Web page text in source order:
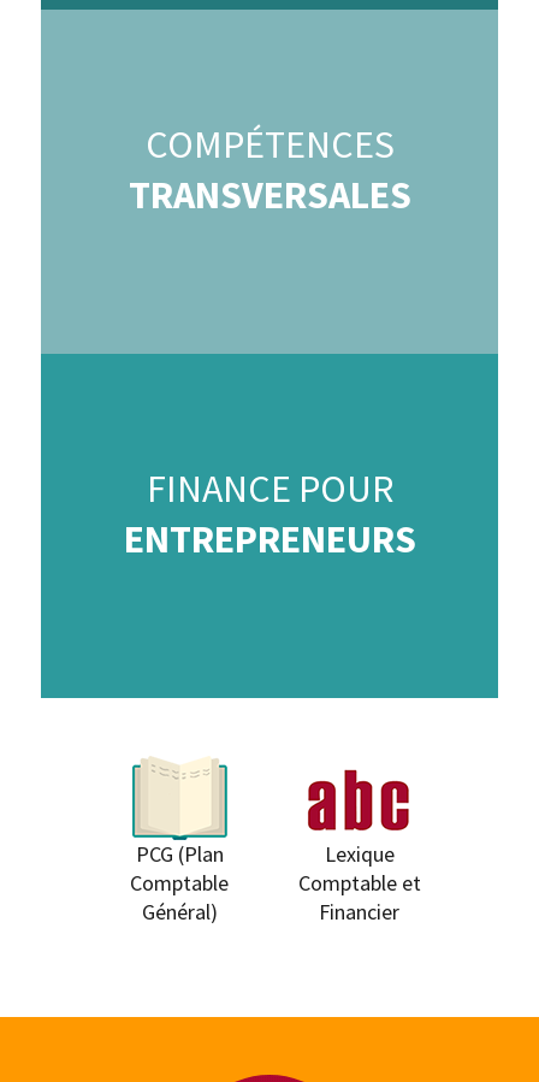
COMPÉTENCES
TRANSVERSALES
FINANCE POUR
ENTREPRENEURS
PCG (Plan
Comptable
Général)
Lexique
Comptable et
Financier